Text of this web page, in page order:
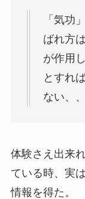
「気功
ばれ方
が作用
とすれ
ない、、
体験さえ出来
ている時、実
情報を得た。